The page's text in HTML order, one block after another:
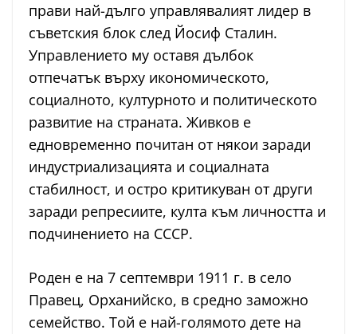
прави най-дълго управлявалият лидер в
съветския блок след Йосиф Сталин.
Управлението му оставя дълбок
отпечатък върху икономическото,
социалното, културното и политическото
развитие на страната. Живков е
едновременно почитан от някои заради
индустриализацията и социалната
стабилност, и остро критикуван от други
заради репресиите, култа към личността и
подчинението на СССР.
Роден е на 7 септември 1911 г. в село
Правец, Орханийско, в средно заможно
семейство. Той е най-голямото дете на